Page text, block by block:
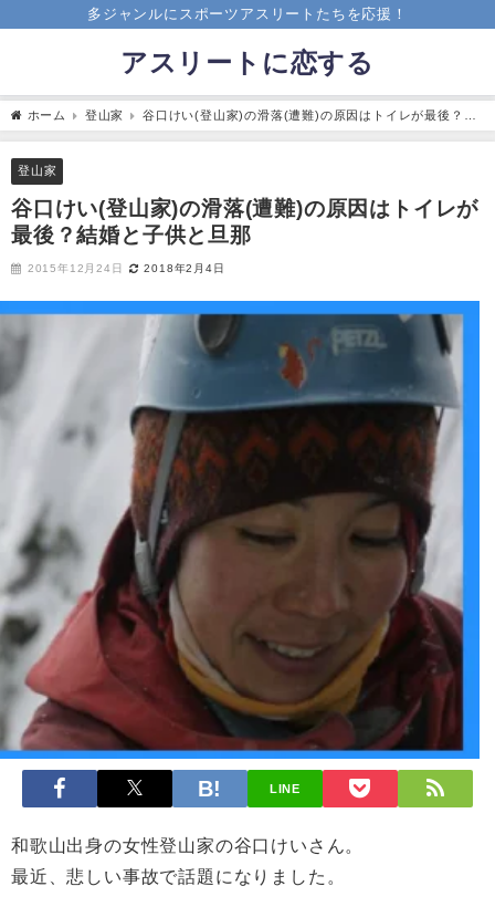
多ジャンルにスポーツアスリートたちを応援！
アスリートに恋する
ホーム 登山家
谷口けい(登山家)の滑落(遭難)の原因はトイレが最後？結
婚と子供と旦那
登山家
谷口けい(登山家)の滑落(遭難)の原因はトイレが
最後？結婚と子供と旦那
2015年12月24日 2018年2月4日
LINE
和歌山出身の女性登山家の谷口けいさん。
最近、悲しい事故で話題になりました。